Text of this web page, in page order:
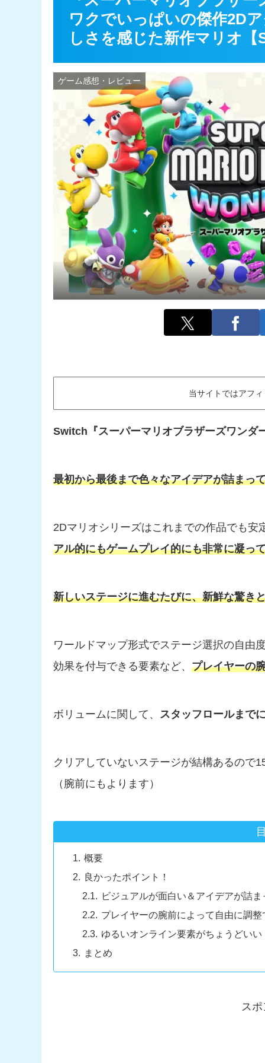
ワクでいっぱいの傑作2D
しさを感じた新作マリオ【
ゲーム感想・レビュー
当サイトではアフ
Switch『スーパーマリオブラザーズワンダ
最初から最後まで色々なアイデアが詰まっ
2Dマリオシリーズはこれまでの作品でも安
アル的にもゲームプレイ的にも非常に凝っ
新しいステージに進むたびに、新鮮な驚き
ワールドマップ形式でステージ選択の自由
効果を付与できる要素など、 プレイヤーの
ボリュームに関して、 スタッフロールまで
クリアしていないステージが結構あるので
（腕前にもよります）
概要
良かったポイント！
ビジュアルが面白い＆アイデアが詰
プレイヤーの腕前によって自由に調
ゆるいオンライン要素がちょうどいい
まとめ
ス